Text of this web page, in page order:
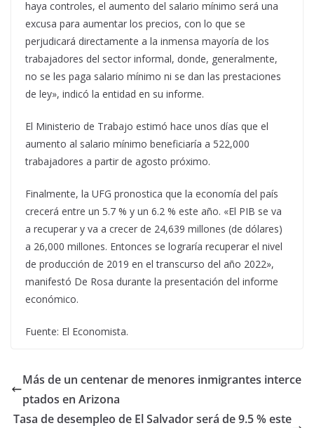
haya controles, el aumento del salario mínimo será una
excusa para aumentar los precios, con lo que se
perjudicará directamente a la inmensa mayoría de los
trabajadores del sector informal, donde, generalmente,
no se les paga salario mínimo ni se dan las prestaciones
de ley», indicó la entidad en su informe.
El Ministerio de Trabajo estimó hace unos días que el
aumento al salario mínimo beneficiaría a 522,000
trabajadores a partir de agosto próximo.
Finalmente, la UFG pronostica que la economía del país
crecerá entre un 5.7 % y un 6.2 % este año. «El PIB se va
a recuperar y va a crecer de 24,639 millones (de dólares)
a 26,000 millones. Entonces se lograría recuperar el nivel
de producción de 2019 en el transcurso del año 2022»,
manifestó De Rosa durante la presentación del informe
económico.
Fuente: El Economista.
Más de un centenar de menores inmigrantes interce
ptados en Arizona
Tasa de desempleo de El Salvador será de 9.5 % este